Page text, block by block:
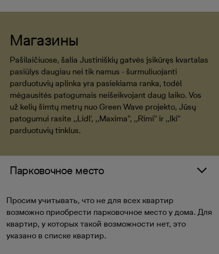
Магазины
Pašilaičiuose, šalia Justiniškių gatvės įsikūręs kvartalas
pasiūlys daugiau nei tik namus - šurmuliuojanti
parduotuvių aplinka yra pasiekiama ranka, todėl
mėgausitės patogumais neišeikvojant daug laiko. Vos
už kelių šimtų metrų nuo Green Wave projekto, Jūsų
patogumui rasite ,,Lidl', ,,Maxima'', ,,Rimi'' ir ,,Iki''
parduotuvių tinklus.
Парковочное место
Просим учитывать, что не для всех квартир
возможно приобрести парковочное место у дома. Для
квартир, у которых такой возможности нет, это
указано в списке квартир.